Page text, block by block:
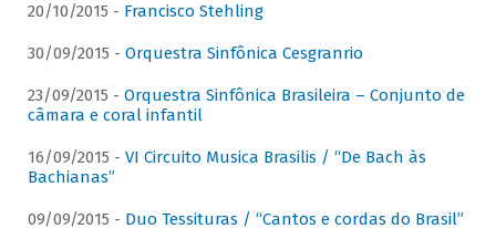
20/10/2015 - Francisco Stehling
30/09/2015 - Orquestra Sinfônica Cesgranrio
23/09/2015 - Orquestra Sinfônica Brasileira – Conjunto de
câmara e coral infantil
16/09/2015 - VI Circuito Musica Brasilis / “De Bach às
Bachianas”
09/09/2015 - Duo Tessituras / “Cantos e cordas do Brasil”